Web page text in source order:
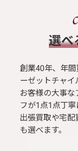
選べ
創業40年、年
ーゼットチャイ
お客様の大事な
フが1点1点丁寧
出張買取や宅配
も選べます。